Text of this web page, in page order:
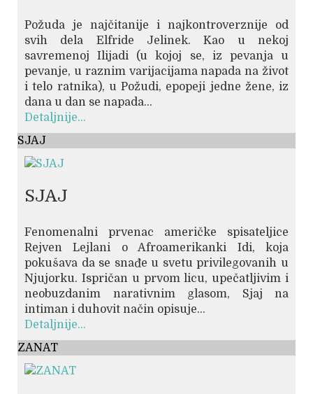
Požuda je najčitanije i najkontroverznije od
svih dela Elfride Jelinek. Kao u nekoj
savremenoj Ilijadi (u kojoj se, iz pevanja u
pevanje, u raznim varijacijama napada na život
i telo ratnika), u Požudi, epopeji jedne žene, iz
dana u dan se napada...
Detaljnije...
SJAJ
SJAJ
Fenomenalni prvenac američke spisateljice
Rejven Lejlani o Afroamerikanki Idi, koja
pokušava da se snađe u svetu privilegovanih u
Njujorku. Ispričan u prvom licu, upečatljivim i
neobuzdanim narativnim glasom, Sjaj na
intiman i duhovit način opisuje...
Detaljnije...
ZANAT